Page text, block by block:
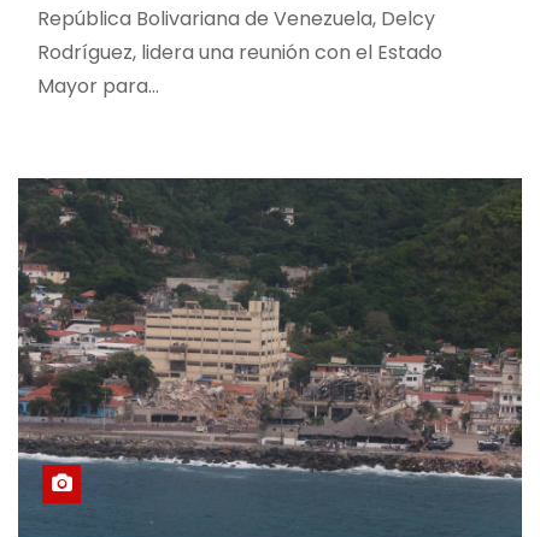
República Bolivariana de Venezuela, Delcy
Rodríguez, lidera una reunión con el Estado
Mayor para…